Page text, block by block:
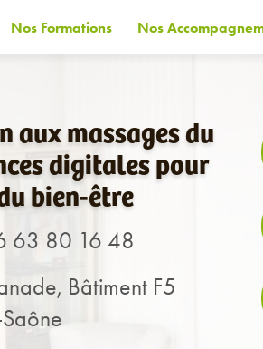
Nos Formations Nos
aux massages du
digitales pour
bien-être
63 80 16 48
Bâtiment F5